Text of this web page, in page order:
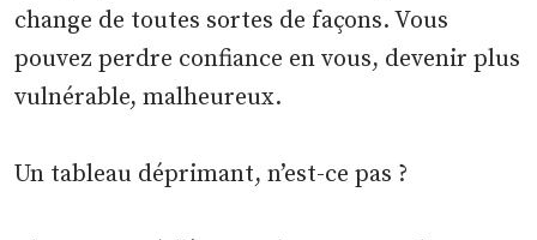
change de toutes sortes de façons. Vous
pouvez perdre confiance en vous, devenir plus
vulnérable, malheureux.
Un tableau déprimant, n’est-ce pas ?